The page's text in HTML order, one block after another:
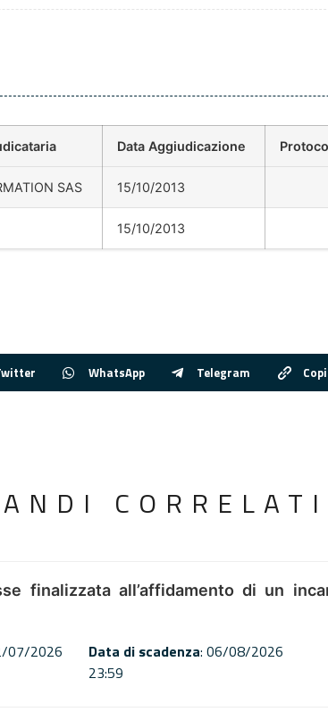
Data Aggiudicazione
SAS 15/10/2013
15/10/2013
WhatsApp Telegram
CORRELATI
finalizzata all’affidamento di un
07/2026
Data di scadenza: 06/08/2026
23:59